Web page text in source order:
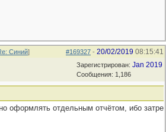
#169327 - 20/02/2019 08:15:41
Синий]
Зарегистрирован: Jan 2019
Сообщения: 1,186
оформлять отдельным отчётом, ибо